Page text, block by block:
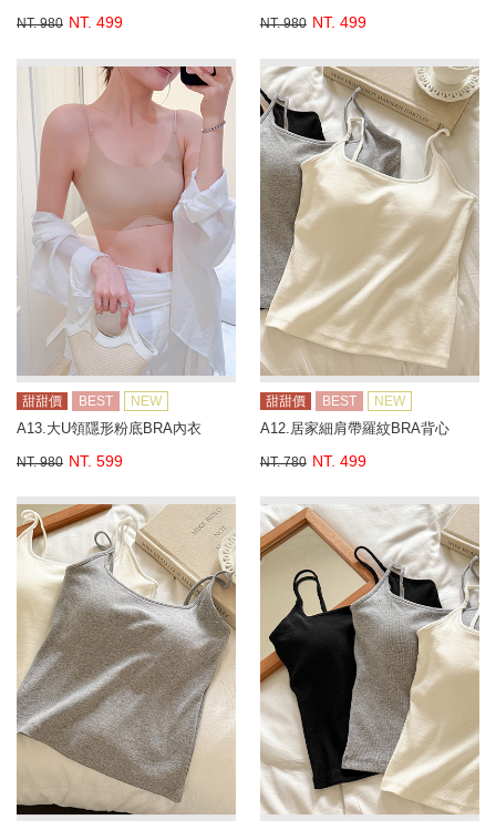
NT. 980 NT. 499 NT. 980 NT. 499
甜甜價 BEST NEW
A13.大U領隱形粉底BRA內衣
NT. 980 NT. 599
甜甜價 BEST NEW
A12.居家細肩帶羅紋BRA背心
NT. 780 NT. 499